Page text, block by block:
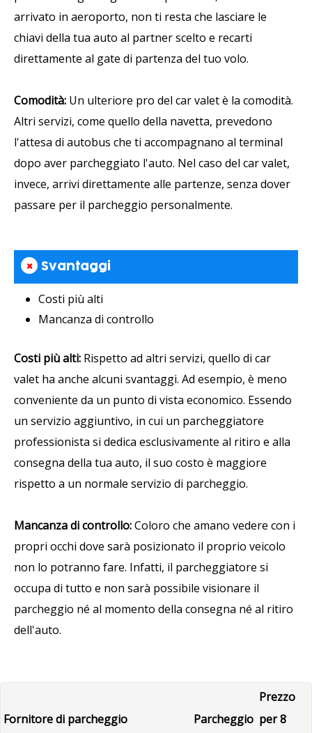
arrivato in aeroporto, non ti resta che lasciare le
chiavi della tua auto al partner scelto e recarti
direttamente al gate di partenza del tuo volo.
Comodità: Un ulteriore pro del car valet è la comodità.
Altri servizi, come quello della navetta, prevedono
l'attesa di autobus che ti accompagnano al terminal
dopo aver parcheggiato l'auto. Nel caso del car valet,
invece, arrivi direttamente alle partenze, senza dover
passare per il parcheggio personalmente.
× Svantaggi
Costi più alti
Mancanza di controllo
Costi più alti: Rispetto ad altri servizi, quello di car
valet ha anche alcuni svantaggi. Ad esempio, è meno
conveniente da un punto di vista economico. Essendo
un servizio aggiuntivo, in cui un parcheggiatore
professionista si dedica esclusivamente al ritiro e alla
consegna della tua auto, il suo costo è maggiore
rispetto a un normale servizio di parcheggio.
Mancanza di controllo:Coloro che amano vedere con i
propri occhi dove sarà posizionato il proprio veicolo
non lo potranno fare. Infatti, il parcheggiatore si
occupa di tutto e non sarà possibile visionare il
parcheggio né al momento della consegna né al ritiro
dell'auto.
Fornitore di parcheggio Parcheggio
Prezzo
per 8